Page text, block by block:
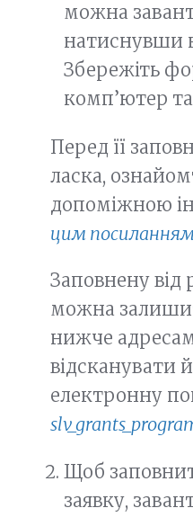
можна
натиснувши
Збережіть
комп’ютер
Перед її
ласка,
допоміжною
цим
Заповнену від
можна
нижче
відсканувати
електронну
Щоб
заявку,